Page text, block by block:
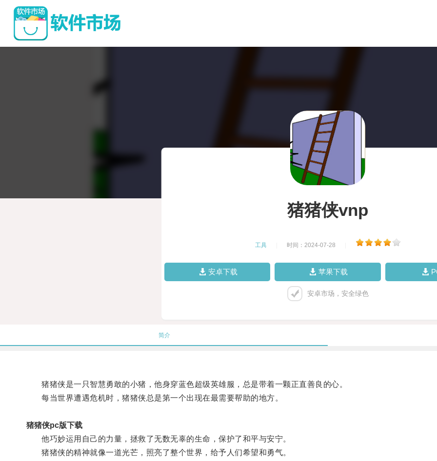
猪猪侠vnp
工具 时间：2024-07-28
安卓下载 苹果下载
安卓市场，安全绿色
简介
猪猪侠是一只智慧勇敢的小猪，他身穿蓝色超级英雄服，总是带着一颗正直善良的心。
每当世界遭遇危机时，猪猪侠总是第一个出现在最需要帮助的地方。
猪猪侠pc版下载
他巧妙运用自己的力量，拯救了无数无辜的生命，保护了和平与安宁。
猪猪侠的精神就像一道光芒，照亮了整个世界，给予人们希望和勇气。